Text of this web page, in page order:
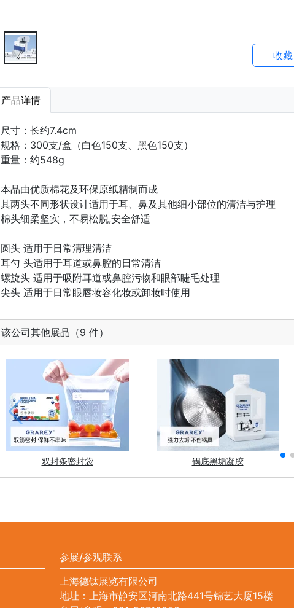
收藏
产品详情
尺寸：长约7.4cm
规格：300支/盒（白色150支、黑色150支）
重量：约548g
本品由优质棉花及环保原纸精制而成
其两头不同形状设计适用于耳、鼻及其他细小部位的清洁与护理
棉头细柔坚实，不易松脱,安全舒适
圆头 适用于日常清理清洁
耳勺 头适用于耳道或鼻腔的日常清洁
螺旋头 适用于吸附耳道或鼻腔污物和眼部睫毛处理
尖头 适用于日常眼唇妆容化妆或卸妆时使用
该公司其他展品（9 件）
双封条密封袋 锅底黑垢凝胶
参展/参观联系
上海德钛展览有限公司
地址：上海市静安区河南北路441号锦艺大厦15楼